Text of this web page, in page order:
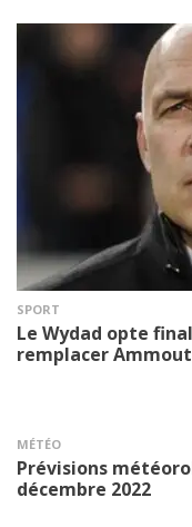
SPORT
Le Wydad opte
remplacer
MÉTÉO
Prévisions
décembre 2022